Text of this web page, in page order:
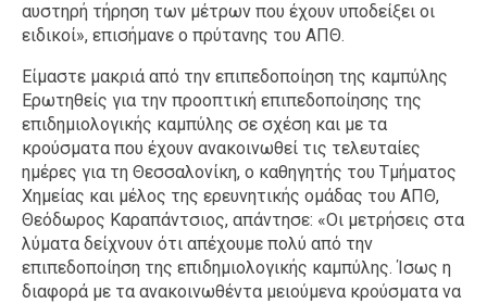
αυστηρή τήρηση των μέτρων που έχουν υποδείξει οι
ειδικοί», επισήμανε ο πρύτανης του ΑΠΘ.
Είμαστε μακριά από την επιπεδοποίηση της καμπύλης
Ερωτηθείς για την προοπτική επιπεδοποίησης της
επιδημιολογικής καμπύλης σε σχέση και με τα
κρούσματα που έχουν ανακοινωθεί τις τελευταίες
ημέρες για τη Θεσσαλονίκη, ο καθηγητής του Τμήματος
Χημείας και μέλος της ερευνητικής ομάδας του ΑΠΘ,
Θεόδωρος Καραπάντσιος, απάντησε: «Οι μετρήσεις στα
λύματα δείχνουν ότι απέχουμε πολύ από την
επιπεδοποίηση της επιδημιολογικής καμπύλης. Ίσως η
διαφορά με τα ανακοινωθέντα μειούμενα κρούσματα να